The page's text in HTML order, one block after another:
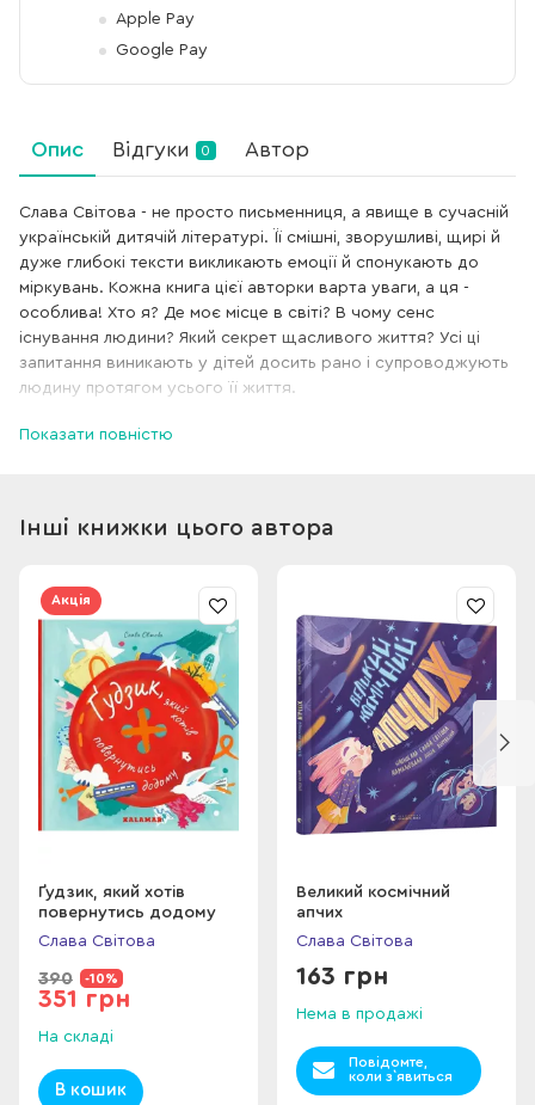
Apple Pay
Google Pay
Опис Відгуки 0 Автор
Слава Світова - не просто письменниця, а явище в сучасній
українській дитячій літературі. Її смішні, зворушливі, щирі й
дуже глибокі тексти викликають емоції й спонукають до
міркувань. Кожна книга цієї авторки варта уваги, а ця -
особлива! Хто я? Де моє місце в світі? В чому сенс
існування людини? Який секрет щасливого життя? Усі ці
запитання виникають у дітей досить рано і супроводжують
людину протягом усього її життя.
Книга "Чоловік, який рахував птахів" у дуже поетичній і
навколо, надихає жити так, щоб простір поруч ставав
гарнішим, зручнішим, кращим. Ілюстрації до книги
малювати емоції, внутрішні стани, переживання -
обов'язково погортайте цю книгу! Сторінка за сторінкою
читачі не просто читатимуть опис, а бачитимуть на власні
очі, як змінювався стан головного героя - від пригнічення
до гармонії.
Історія, описана в цій книзі, буде зрозумілою вже в
семирічному віці, її буде цікаво обговорити з
молодшокласниками. Вона заграє новими фарбами у
передпідлітковому і підлітковому віці. Й абсолютно точно
заворожить своєю глибиною дорослих. Барвиста, якісна,
не та книга, яку захочеться продати чи подарувати, один
раз прочитавши. Історію чоловіка, який рахував птахів
хочеться мати на книжковій полиці й час від часу
перечитувати - в різних настроях і емоційних станах.
Показати повністю
Інші книжки цього автора
Акція
Ґудзик, який хотів
повернутись додому
Слава Свiтова
390 -10%
351 грн
На складі
В кошик
Великий космічний
апчих
Слава Свiтова
163 грн
Нема в продажі
Повідомте,
коли з`явиться